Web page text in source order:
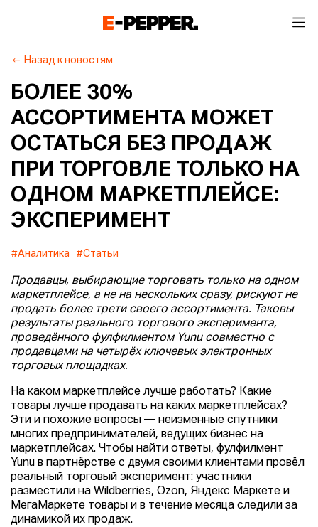
Назад к новостям
БОЛЕЕ 30%
АССОРТИМЕНТА МОЖЕТ
ОСТАТЬСЯ БЕЗ ПРОДАЖ
ПРИ ТОРГОВЛЕ ТОЛЬКО НА
ОДНОМ МАРКЕТПЛЕЙСЕ:
ЭКСПЕРИМЕНТ
#Аналитика #Статьи
Продавцы, выбирающие торговать только на одном
маркетплейсе, а не на нескольких сразу, рискуют не
продать более трети своего ассортимента. Таковы
результаты реального торгового эксперимента,
проведённого фулфилментом Yunu совместно с
продавцами на четырёх ключевых электронных
торговых площадках.
На каком маркетплейсе лучше работать? Какие
товары лучше продавать на каких маркетплейсах?
Эти и похожие вопросы — неизменные спутники
многих предпринимателей, ведущих бизнес на
маркетплейсах. Чтобы найти ответы, фулфилмент
Yunu в партнёрстве с двумя своими клиентами провёл
реальный торговый эксперимент: участники
разместили на Wildberries, Ozon, Яндекс Маркете и
МегаМаркете товары и в течение месяца следили за
динамикой их продаж.